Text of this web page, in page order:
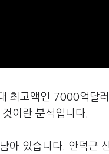
최고액인 7000억달
이란 분석입니다.
아 있습니다. 안덕근